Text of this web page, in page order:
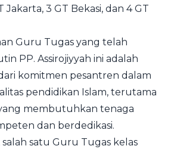
Jakarta, 3 GT Bekasi, dan 4 GT
Guru Tugas yang telah
PP. Assirojiyyah ini adalah
komitmen pesantren dalam
pendidikan Islam, terutama
membutuhkan tenaga
dan berdedikasi.
satu Guru Tugas kelas